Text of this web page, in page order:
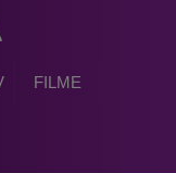
FILME